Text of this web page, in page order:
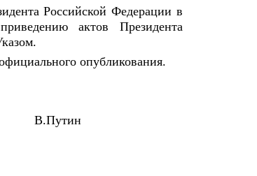
Российской Федерации в
актов Президента
опубликования.
В.Путин